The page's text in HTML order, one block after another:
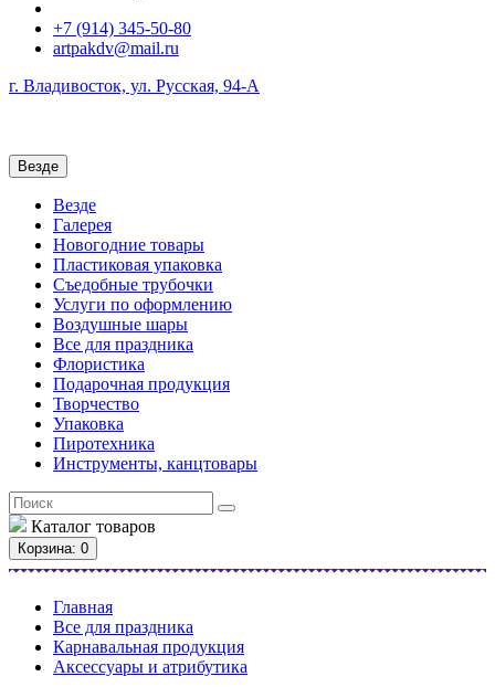
+7 (914) 345-50-80
artpakdv@mail.ru
г. Владивосток, ул. Русская, 94-А
Везде
Везде
Галерея
Новогодние товары
Пластиковая упаковка
Съедобные трубочки
Услуги по оформлению
Воздушные шары
Все для праздника
Флористика
Подарочная продукция
Творчество
Упаковка
Пиротехника
Инструменты, канцтовары
Каталог товаров
Корзина: 0
Главная
Все для праздника
Карнавальная продукция
Аксессуары и атрибутика